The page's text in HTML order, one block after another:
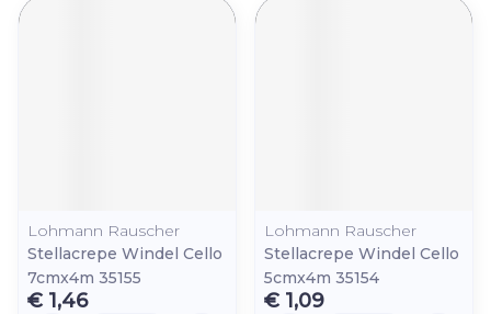
Lohmann Rauscher
Stellacrepe Windel Cello
7cmx4m 35155
€ 1,46
Lohmann Rauscher
Stellacrepe Windel Cello
5cmx4m 35154
€ 1,09